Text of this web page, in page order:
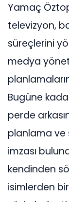
Yamaç
televizyon,
süreçlerini
medya
Bugüne
perde
planlama ve
imzası
kendinden
isimlerden